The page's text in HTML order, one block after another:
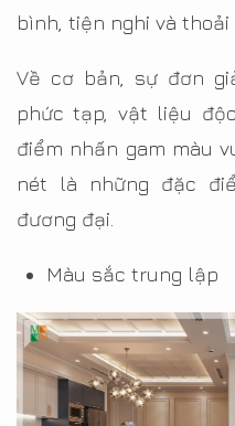
bình, tiện nghi và thoải
Về cơ bản, sự đơn
phức tạp, vật liệu
điểm nhấn gam màu
nét là những đặc
đương đại.
Màu sắc trung lập